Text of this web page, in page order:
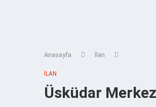
Anasayfa İlan
İLAN
Üsküdar